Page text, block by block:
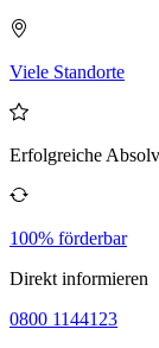
Viele Standorte
Erfolgreiche
100% förderbar
Direkt informieren
0800 1144123